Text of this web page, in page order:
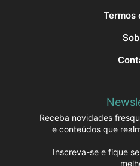
Termos
Receba novidades
e conteúdos que
Inscreva-se e fique